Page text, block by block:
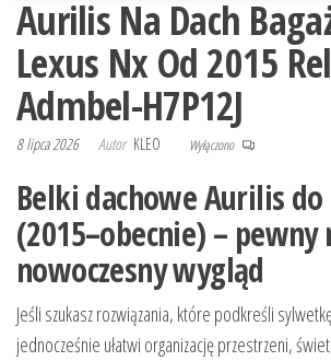
Aurilis Na Dach
Lexus Nx Od 2015
Admbel-H7P12J
8 lipca 2026 Autor KLEO Wyłączono
Belki dachowe Aurilis do
(2015–obecnie) –
nowoczesny wygląd
Jeśli szukasz rozwiązania, które podkreśli
jednocześnie ułatwi organizację przestrzeni,